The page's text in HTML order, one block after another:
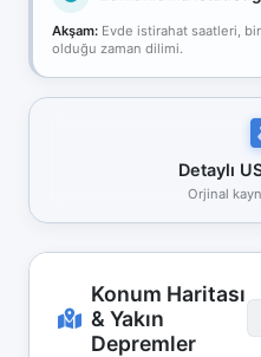
Akşam: Evde istirahat saatleri,
olduğu zaman dilimi.
Detaylı
Orjinal
Konum Haritası
& Yakın
Depremler